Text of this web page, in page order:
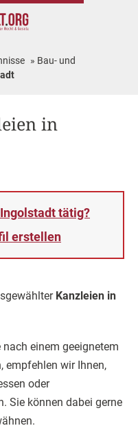
in
» Bau- und
tätig?
erstellen
Kanzleien in
einem geeignetem
empfehlen wir Ihnen,
oder
Sie können dabei gerne